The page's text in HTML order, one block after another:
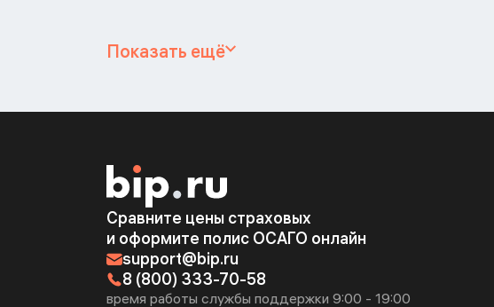
Показать ещё
Сравните цены страховых
и оформите полис ОСАГО онлайн
support@bip.ru
8 (800) 333-70-58
время работы службы поддержки 9:00 - 19:00